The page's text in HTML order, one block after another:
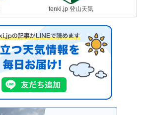
tenki.jp 登山天気